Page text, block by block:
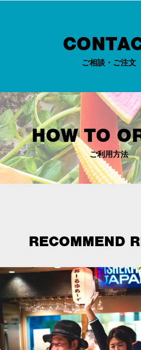
ご相談・ご注文
HOW TO
ご利用方法
RECOMMEND